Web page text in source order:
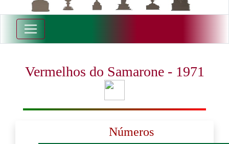
Vermelhos do Samarone - 1971
Números